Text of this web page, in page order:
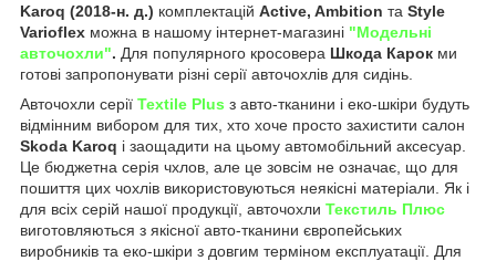
Karoq (2018-н. д.) комплектацій Active, Ambition та Style
Varioflex можна в нашому інтернет-магазині "Модельні
авточохли". Для популярного кросовера Шкода Карок ми
готові запропонувати різні серії авточохлів для сидінь.
Авточохли серії Textile Plus з авто-тканини і еко-шкіри будуть
відмінним вибором для тих, хто хоче просто захистити салон
Skoda Karoq і заощадити на цьому автомобільний аксесуар.
Це бюджетна серія чхлов, але це зовсім не означає, що для
пошиття цих чохлів використовуються неякісні матеріали. Як і
для всіх серій нашої продукції, авточохли Текстиль Плюс
виготовляються з якісної авто-тканини європейських
виробників та еко-шкіри з довгим терміном експлуатації. Для